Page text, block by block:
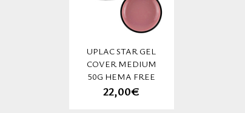
UPLAC STAR GEL
COVER MEDIUM
50G HEMA FREE
22,00€